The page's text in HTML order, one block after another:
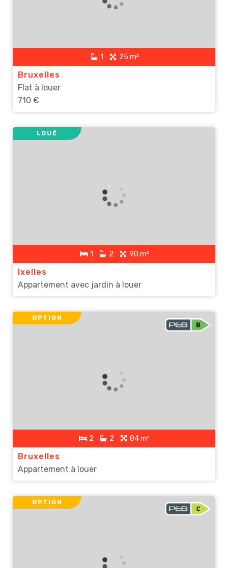
1 25 m²
Bruxelles
Flat à louer
710 €
1 2 90 m²
LOUÉ
Ixelles
Appartement avec jardin à louer
2 2 84 m²
OPTION
Bruxelles
Appartement à louer
OPTION